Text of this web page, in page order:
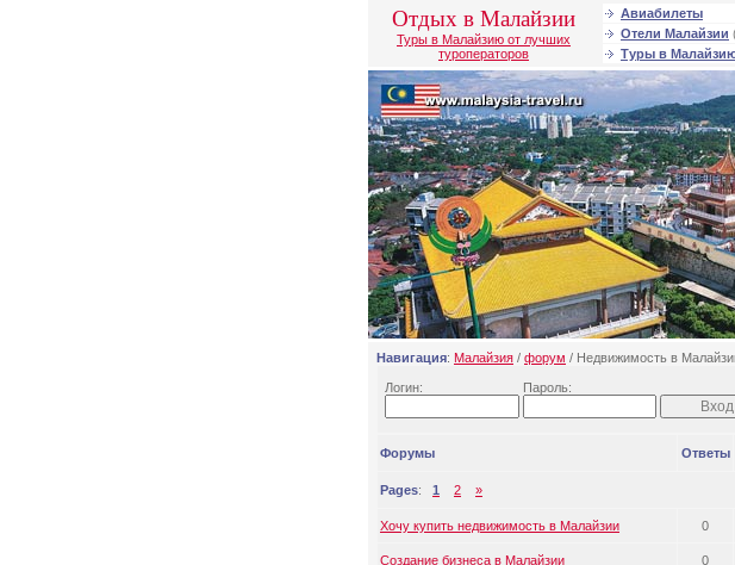
Отдых в Малайзии
Туры в Малайзию от лучших
туроператоров
Авиабилеты
Отели Малайзии
Туры в
Навигация: Малайзия / форум / Недвижимость в
Логин: Пароль:
Форумы Ответы
Pages: 1 2 »
Хочу купить недвижимость в Малайзии 0
Создание бизнеса в Малайзии
0